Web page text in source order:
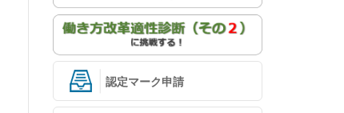
認定マーク申請